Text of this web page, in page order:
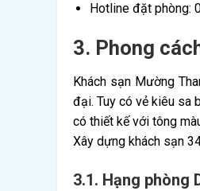
Hotline đặt phòng:
3. Phong
Khách sạn Mường
đại. Tuy có vẻ kiêu sa
có thiết kế với tông
Xây dựng khách sạn
3.1. Hạng phòng